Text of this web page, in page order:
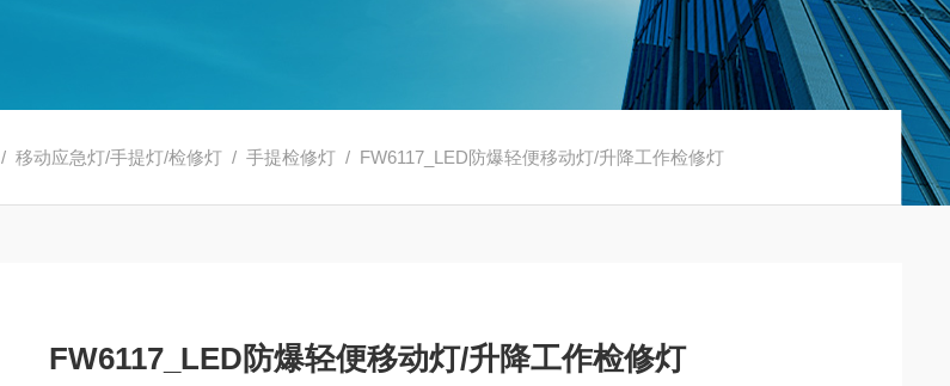
/移动应急灯/手提灯/检修灯 /手提检修灯 / FW6117_LED防爆轻便移动灯/升降工作检修灯
FW6117_LED防爆轻便移动灯/升降工作检修灯